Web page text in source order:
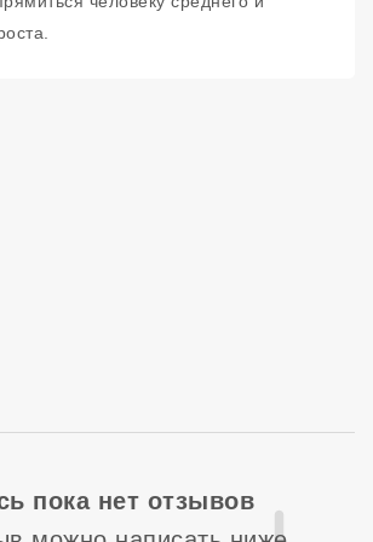
пока нет отзывов